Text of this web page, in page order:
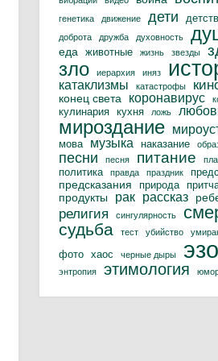
генетика движение дети
доброта дружба духовность
еда животные жизнь звезды
зло иерархия иняз
катаклизмы катастрофы
конец света коронавирус
кулинария кухня ложь
мироздание
мова музыка наказание
песни песня питание
политика
правда праздник
предсказания природа
продукты рак рассказ
религия сингулярность
судьба тест убийство
фото хаос черные дыры
энтропия этимология